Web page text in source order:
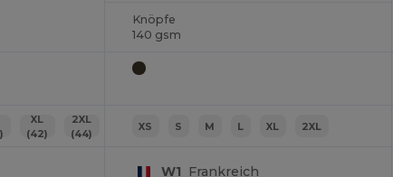
XL
(42)
2XL
(44)
Knöpfe
140 gsm
XS S M L XL 2XL
W1 Frankreich